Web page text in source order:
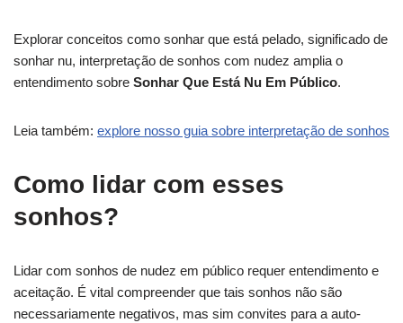
Explorar conceitos como sonhar que está pelado, significado de
sonhar nu, interpretação de sonhos com nudez amplia o
entendimento sobre Sonhar Que Está Nu Em Público.
Leia também: explore nosso guia sobre interpretação de sonhos
Como lidar com esses
sonhos?
Lidar com sonhos de nudez em público requer entendimento e
aceitação. É vital compreender que tais sonhos não são
necessariamente negativos, mas sim convites para a auto-